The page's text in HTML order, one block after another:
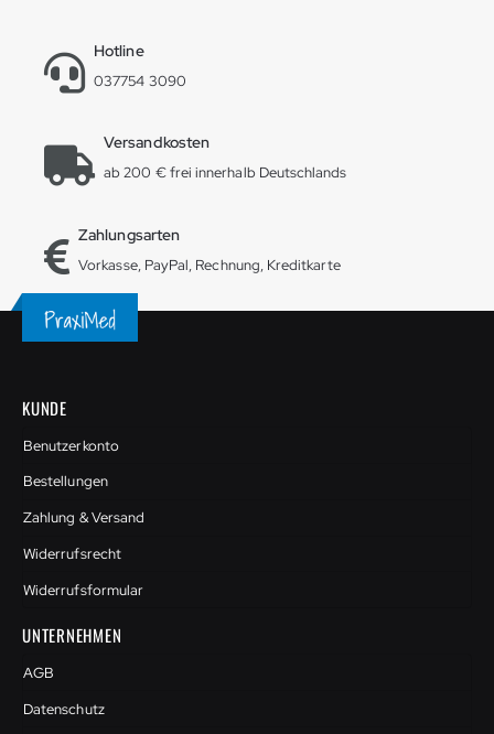
Hotline
037754 3090
Versandkosten
ab 200 € frei innerhalb Deutschlands
Zahlungsarten
Vorkasse, PayPal, Rechnung, Kreditkarte
KUNDE
Benutzerkonto
Bestellungen
Zahlung & Versand
Widerrufsrecht
Widerrufsformular
UNTERNEHMEN
AGB
Datenschutz